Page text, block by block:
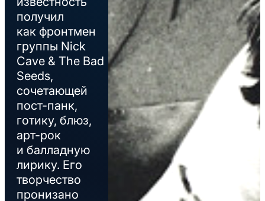
получил
как фронтмен
группы Nick
Cave & The Bad
Seeds,
сочетающей
пост-панк,
готику, блюз,
арт-рок
и балладную
лирику. Его
творчество
пронизано